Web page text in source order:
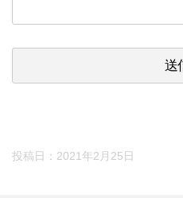
投稿日： 2021年2月25日